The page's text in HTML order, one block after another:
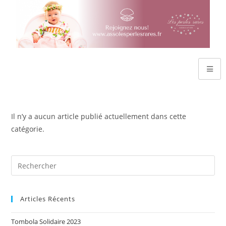
Il n’y a aucun article publié actuellement dans cette
catégorie.
Articles Récents
Tombola Solidaire 2023